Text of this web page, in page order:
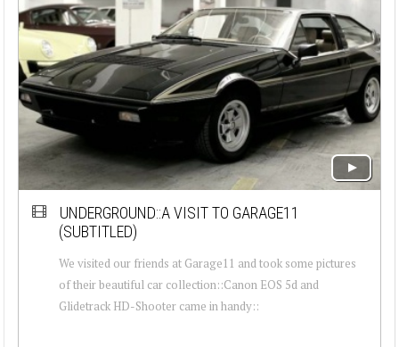
UNDERGROUND::A VISIT TO GARAGE11
(SUBTITLED)
We visited our friends at Garage11 and took some pictures
of their beautiful car collection::Canon EOS 5d and
Glidetrack HD-Shooter came in handy::